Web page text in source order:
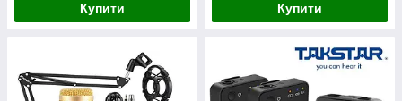
Купити Купити